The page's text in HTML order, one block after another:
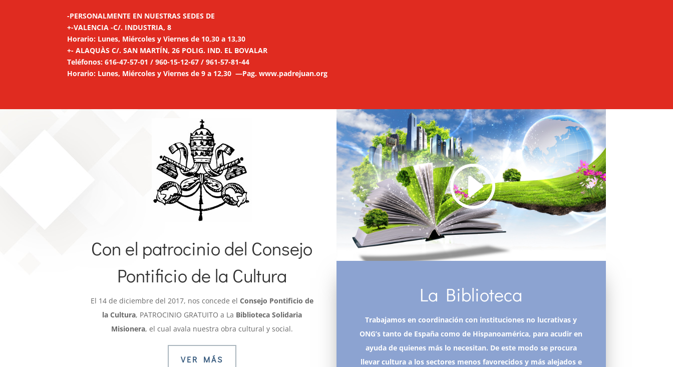
-PERSONALMENTE EN NUESTRAS SEDES DE
+-VALENCIA -C/. INDUSTRIA, 8
Horario: Lunes, Miércoles y Viernes de 10,30 a 13,30
+- ALAQUÀS C/. SAN MARTÍN, 26 POLIG. IND. EL BOVALAR
Teléfonos: 616-47-57-01 / 960-15-12-67 / 961-57-81-44
Horario: Lunes, Miércoles y Viernes de 9 a 12,30 —Pag. www.padrejuan.org
Con el patrocinio del Consejo
Pontificio de la Cultura
El 14 de diciembre del 2017, nos concede el Consejo Pontificio de
la Cultura, PATROCINIO GRATUITO a La Biblioteca Solidaria
Misionera, el cual avala nuestra obra cultural y social.
VER MÁS
La Biblioteca
Trabajamos en coordinación con instituciones no lucrativas y
ONG’s tanto de España como de Hispanoamérica, para acudir en
ayuda de quienes más lo necesitan. De este modo se procura
llevar cultura a los sectores menos favorecidos y más alejados e